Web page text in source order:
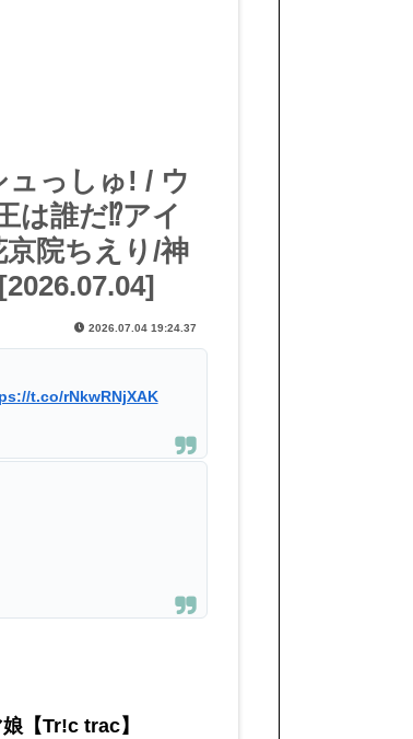
っしゅ! / ウ
は誰だ⁉アイ
院ちえり/神
2026.07.04 19:24.37
t.co/rNkwRNjXAK
【Tr!c trac】